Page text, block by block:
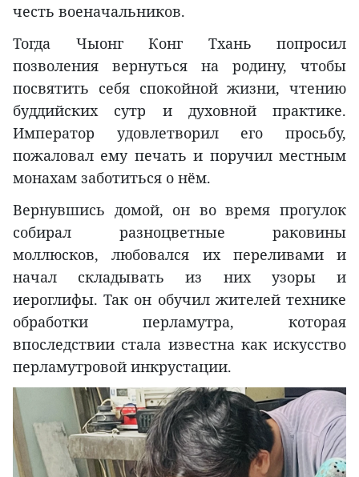
честь военачальников.
Тогда Чыонг Конг Тхань попросил
позволения вернуться на родину, чтобы
посвятить себя спокойной жизни, чтению
буддийских сутр и духовной практике.
Император удовлетворил его просьбу,
пожаловал ему печать и поручил местным
монахам заботиться о нём.
Вернувшись домой, он во время прогулок
собирал разноцветные раковины
моллюсков, любовался их переливами и
начал складывать из них узоры и
иероглифы. Так он обучил жителей технике
обработки перламутра, которая
впоследствии стала известна как искусство
перламутровой инкрустации.